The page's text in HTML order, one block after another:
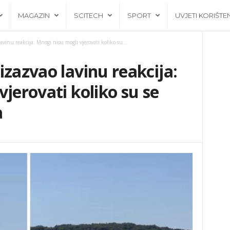
MAGAZIN SCITECH SPORT UVJETI
reakcija: Mnogi nisu mogli vjerovati koliko su...
lavinu reakcija:
koliko su se